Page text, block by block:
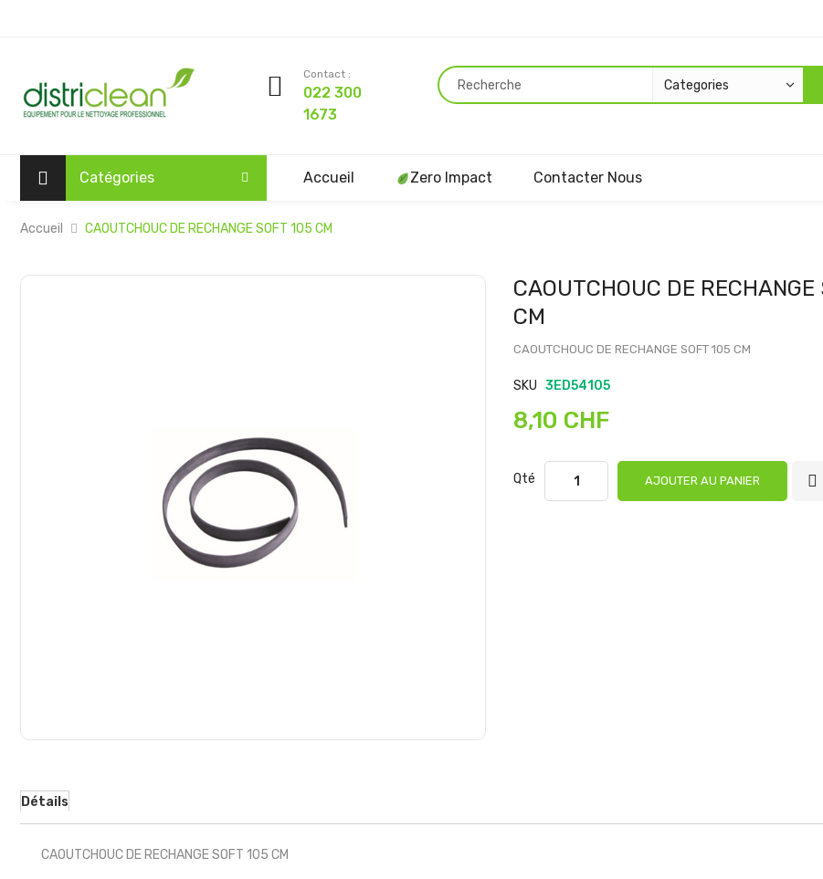
Contact :
022 300
1673
Catégories Accueil Zero Impact Contacter Nous
Accueil CAOUTCHOUC DE RECHANGE SOFT 105 CM
Passer
Passer
début
Galerie
CAOUTCHOUC DE RECHANGE
CM
CAOUTCHOUC DE RECHANGE SOFT 105 CM
SKU 3ED54105
8,10 CHF
Qté AJOUTER AU PANIER
Détails
CAOUTCHOUC DE RECHANGE SOFT 105 CM